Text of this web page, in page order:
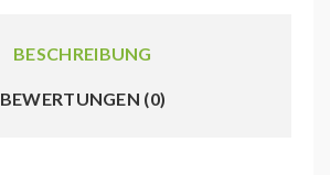
BESCHREIBUNG
BEWERTUNGEN (0)